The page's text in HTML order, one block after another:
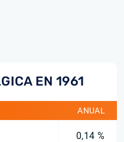
EN 1961
ANUAL
0,14 %